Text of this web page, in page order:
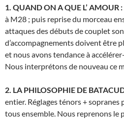
1. QUAND ON A QUE L’ AMOUR :
à M28 ; puis reprise du morceau
attaques des débuts de couplet
d’accompagnements doivent être
et nous avons tendance à
Nous interprétons de nouveau ce
2. LA PHILOSOPHIE DE
entier. Réglages ténors + sopranes
tous ensemble. Nous reprenons le